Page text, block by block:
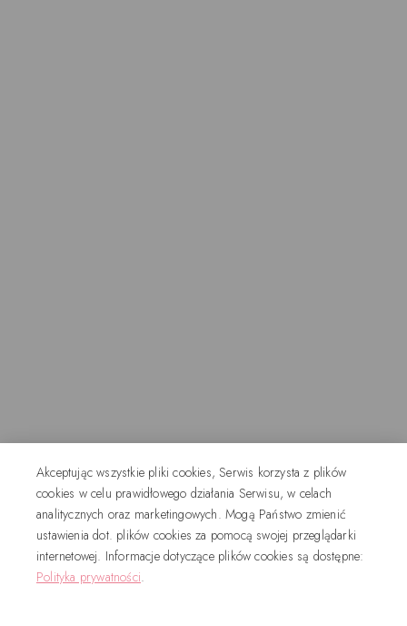
Akceptując wszystkie pliki cookies, Serwis korzysta z plików
cookies w celu prawidłowego działania Serwisu, w celach
analitycznych oraz marketingowych. Mogą Państwo zmienić
ustawienia dot. plików cookies za pomocą swojej przeglądarki
internetowej. Informacje dotyczące plików cookies są dostępne:
Polityka prywatności.